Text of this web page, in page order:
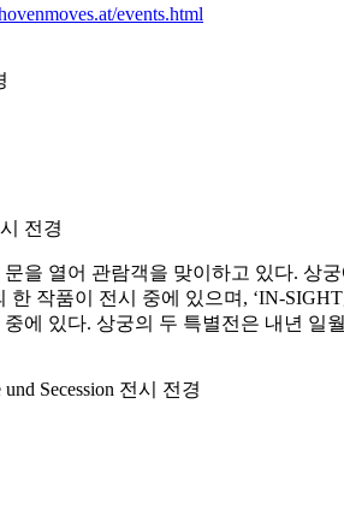
events.html
전경
을 열어 관람객을 맞이하고 있다. 상
한 작품이 전시 중에 있으며, ‘IN-
에 있다. 상궁의 두 특별전은 내년 일
Secession 전시 전경